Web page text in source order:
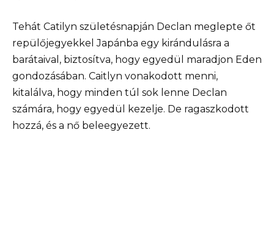
Tehát Catilyn születésnapján Declan meglepte őt
repülőjegyekkel Japánba egy kirándulásra a
barátaival, biztosítva, hogy egyedül maradjon Eden
gondozásában. Caitlyn vonakodott menni,
kitalálva, hogy minden túl sok lenne Declan
számára, hogy egyedül kezelje. De ragaszkodott
hozzá, és a nő beleegyezett.